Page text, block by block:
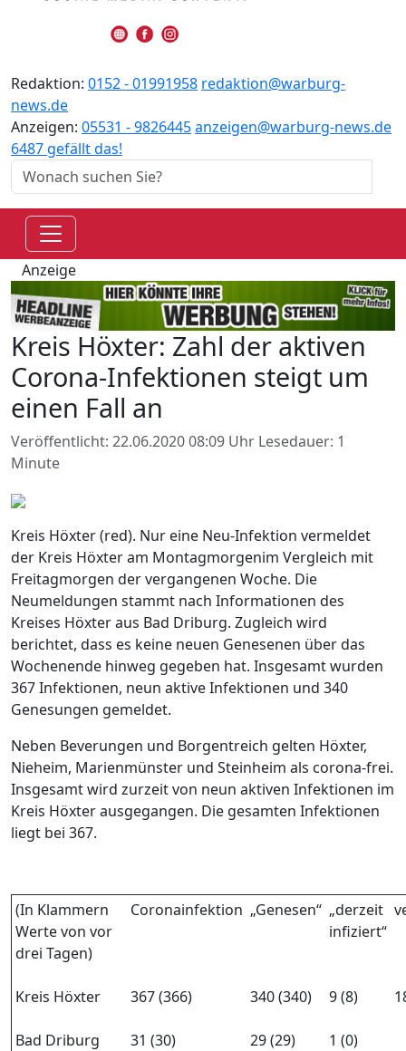
Redaktion: 0152 - 01991958 redaktion@warburg-
news.de
Anzeigen: 05531 - 9826445anzeigen@warburg-news.de
6487 gefällt das!
Anzeige
Kreis Höxter: Zahl der aktiven
Corona-Infektionen steigt um
einen Fall an
Veröffentlicht: 22.06.2020 08:09 Uhr Lesedauer: 1
Minute
Kreis Höxter (red). Nur eine Neu-Infektion vermeldet
der Kreis Höxter am Montagmorgenim Vergleich mit
Freitagmorgen der vergangenen Woche. Die
Neumeldungen stammt nach Informationen des
Kreises Höxter aus Bad Driburg. Zugleich wird
berichtet, dass es keine neuen Genesenen über das
Wochenende hinweg gegeben hat. Insgesamt wurden
367 Infektionen, neun aktive Infektionen und 340
Genesungen gemeldet.
Neben Beverungen und Borgentreich gelten Höxter,
Nieheim, Marienmünster und Steinheim als corona-frei.
Insgesamt wird zurzeit von neun aktiven Infektionen im
Kreis Höxter ausgegangen. Die gesamten Infektionen
liegt bei 367.
(In Klammern
Werte von vor
drei Tagen)
Coronainfektion „Genesen“ „derzeit
infiziert“
Kreis Höxter 367 (366) 340 (340) 9 (8)
Bad Driburg 31 (30) 29 (29)
1 (0)